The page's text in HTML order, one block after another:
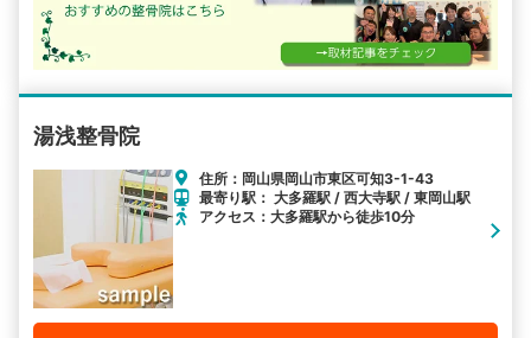
湯浅整骨院
住所：岡山県岡山市東区可知3-1-43
最寄り駅： 大多羅駅 / 西大寺駅 / 東岡山駅
アクセス：大多羅駅から徒歩10分